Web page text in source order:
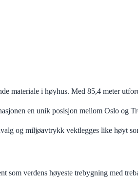
materiale i høyhus. Med 85,4 meter
en unik posisjon mellom Oslo og
og miljøavtrykk vektlegges like høyt
verdens høyeste trebygning med